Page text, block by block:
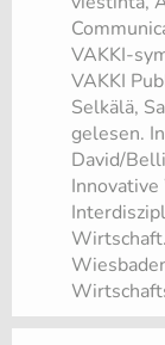
VAKKI-
VAKKI
Selkälä,
gelesen.
David/